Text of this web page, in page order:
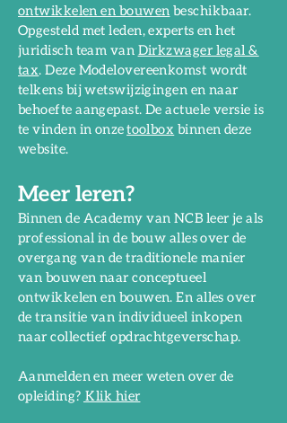
ontwikkelen en bouwen beschikbaar.
Opgesteld met leden, experts en het
juridisch team van Dirkzwager legal &
tax. Deze Modelovereenkomst wordt
telkens bij wetswijzigingen en naar
behoefte aangepast. De actuele versie is
te vinden in onzetoolbox binnen deze
website.
Meer leren?
Binnen de Academy van NCB leer je als
professional in de bouw alles over de
overgang van de traditionele manier
van bouwen naar conceptueel
ontwikkelen en bouwen. En alles over
de transitie van individueel inkopen
naar collectief opdrachtgeverschap.
Aanmelden en meer weten over de
opleiding? Klik hier